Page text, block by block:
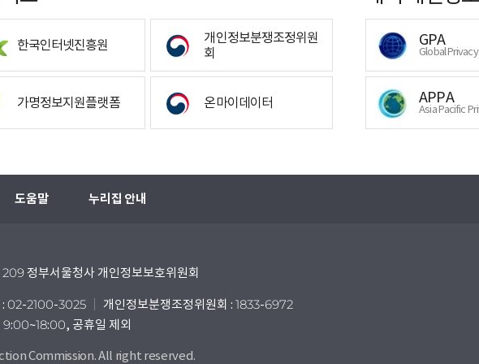
한국인터넷진흥원
개인정보분쟁조정위원
회
가명정보지원플랫폼 온마이데이터
GPA
Global
APPA
Asia Pacific
도움말 누리집 안내
정부서울청사 개인정보보호위원회
: 02-2100-3025
개인정보분쟁조정위원회 : 1833-6972
9:00~18:00, 공휴일 제외
Commission. All right reserved.